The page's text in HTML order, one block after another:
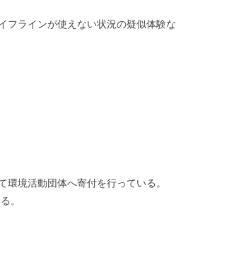
フラインが使えない状況の疑似体験な
境活動団体へ寄付を行っている。
。